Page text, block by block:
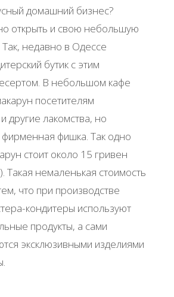
домашний бизнес?
открыть и свою небольшую
Так, недавно в Одессе
бутик с этим
В небольшом кафе
посетителям
другие лакомства, но
фишка. Так одно
стоит около 15 гривен
Такая немаленькая стоимость
что при производстве
кондитеры используют
продукты, а сами
эксклюзивными изделиями